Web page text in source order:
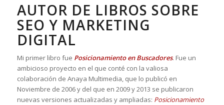
AUTOR DE LIBROS SOBRE
SEO Y MARKETING
DIGITAL
Mi primer libro fue Posicionamiento en Buscadores. Fue un
ambicioso proyecto en el que conté con la valiosa
colaboración de Anaya Multimedia, que lo publicó en
Noviembre de 2006 y del que en 2009 y 2013 se publicaron
nuevas versiones actualizadas y ampliadas: Posicionamiento